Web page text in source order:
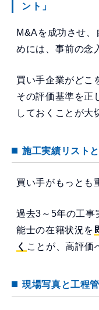
ント」
M&Aを成功させ
めには、事前の念
買い手企業がどこ
その評価基準を正
しておくことが大
施工実績リスト
買い手がもっとも
過去3～5年の工事
能士の在籍状況を
く ことが、高評価
現場写真と工程